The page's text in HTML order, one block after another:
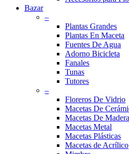
Bazar
–
Plantas Grandes
Plantas En Maceta
Fuentes De Agua
Adorno Bicicleta
Fanales
Tunas
Tutores
–
Floreros De Vidrio
Macetas De
Macetas De Madera
Macetas Metal
Macetas Plásticas
Macetas de Acrílico